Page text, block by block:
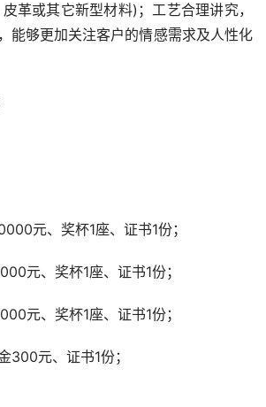
革或其它新型材料)；工艺合理讲究，
能够更加关注客户的情感需求及人性化
元、奖杯1座、证书1份；
元、奖杯1座、证书1份；
元、奖杯1座、证书1份；
300元、证书1份；